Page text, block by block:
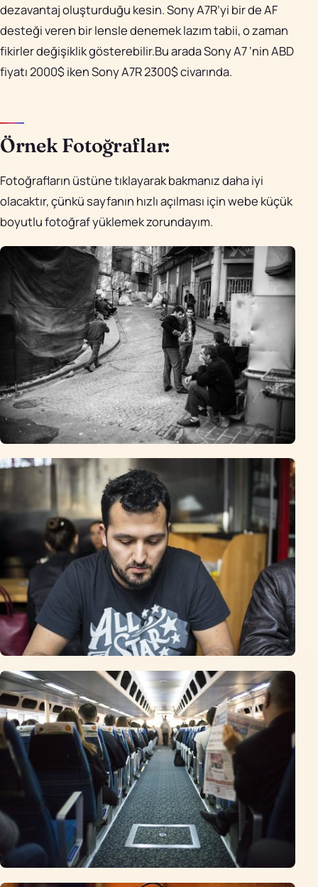
dezavantaj oluşturduğu kesin. Sony A7R’yi bir de AF
desteği veren bir lensle denemek lazım tabii, o zaman
fikirler değişiklik gösterebilir.Bu arada Sony A7 ‘nin ABD
fiyatı 2000$ iken Sony A7R 2300$ civarında.
Örnek Fotoğraflar:
Fotoğrafların üstüne tıklayarak bakmanız daha iyi
olacaktır, çünkü sayfanın hızlı açılması için webe küçük
boyutlu fotoğraf yüklemek zorundayım.